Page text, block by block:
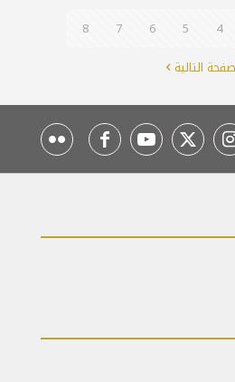
4
5
6
7
8
التالية